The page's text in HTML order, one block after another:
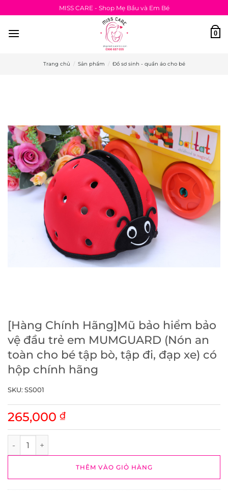
qua
nội
MISS CARE - Shop Mẹ Bầu và Em Bé
0
Trang chủ / Sản phẩm / Đồ sơ sinh - quần áo cho bé
[Hàng Chính Hãng]Mũ bảo hiểm bảo
vệ đầu trẻ em MUMGUARD (Nón an
toàn cho bé tập bò, tập đi, đạp xe) có
hộp chính hãng
265,000 ₫
[Hàng Chính Hãng]Mũ bảo hiểm bảo vệ đầu trẻ em
THÊM VÀO GIỎ HÀNG
SKU: SS001